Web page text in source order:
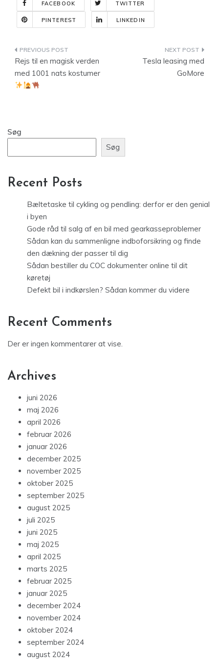
FACEBOOK TWITTER
PINTEREST LINKEDIN
Indlægsnavigation
Rejs til en magisk verden
med 1001 nats kostumer
Tesla leasing med
GoMore
Søg
Søg
Recent Posts
Bæltetaske til cykling og pendling: derfor er den genial
i byen
Gode råd til salg af en bil med gearkasseproblemer
Sådan kan du sammenligne indboforsikring og finde
den dækning der passer til dig
Sådan bestiller du COC dokumenter online til dit
køretøj
Defekt bil i indkørslen? Sådan kommer du videre
Recent Comments
Der er ingen kommentarer at vise.
Archives
juni 2026
maj 2026
april 2026
februar 2026
januar 2026
december 2025
november 2025
oktober 2025
september 2025
august 2025
juli 2025
juni 2025
maj 2025
april 2025
marts 2025
februar 2025
januar 2025
december 2024
november 2024
oktober 2024
september 2024
august 2024